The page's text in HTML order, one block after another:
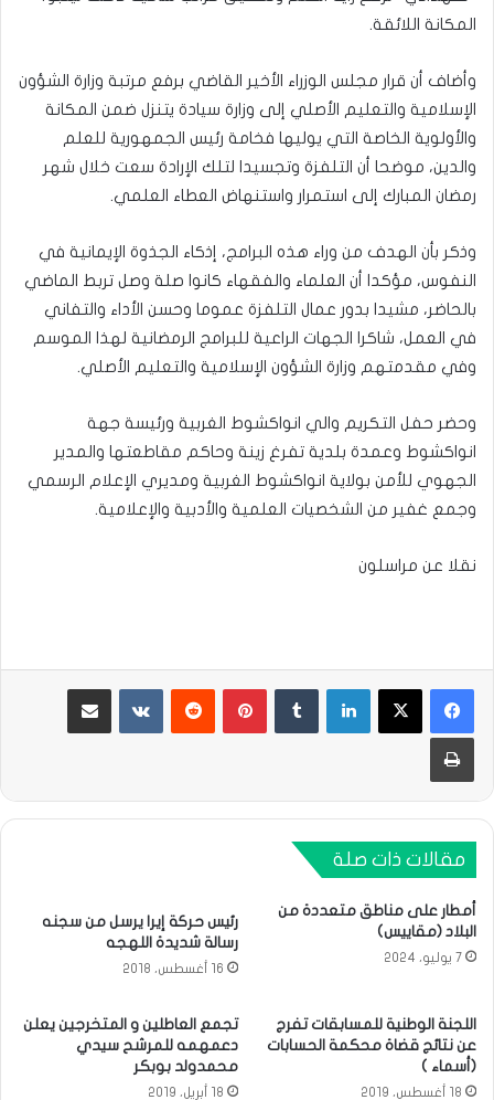
المكانة اللائقة.
وأضاف أن قرار مجلس الوزراء الأخير القاضي برفع مرتبة وزارة الشؤون
الإسلامية والتعليم الأصلي إلى وزارة سيادة يتنزل ضمن المكانة
والأولوية الخاصة التي يوليها فخامة رئيس الجمهورية للعلم
والدين، موضحا أن التلفزة وتجسيدا لتلك الإرادة سعت خلال شهر
رمضان المبارك إلى استمرار واستنهاض العطاء العلمي.
وذكر بأن الهدف من وراء هذه البرامج، إذكاء الجذوة الإيمانية في
النفوس، مؤكدا أن العلماء والفقهاء كانوا صلة وصل تربط الماضي
بالحاضر، مشيدا بدور عمال التلفزة عموما وحسن الأداء والتفاني
في العمل، شاكرا الجهات الراعية للبرامج الرمضانية لهذا الموسم
وفي مقدمتهم وزارة الشؤون الإسلامية والتعليم الأصلي.
وحضر حفل التكريم والي انواكشوط الغربية ورئيسة جهة
انواكشوط وعمدة بلدية تفرغ زينة وحاكم مقاطعتها والمدير
الجهوي للأمن بولاية انواكشوط الغربية ومديري الإعلام الرسمي
وجمع غفير من الشخصيات العلمية والأدبية والإعلامية.
نقلا عن مراسلون
لينكدإن بينتيريست مشاركة عبر البريد
طباعة
مقالات ذات صلة
أمطار على مناطق متعددة من
البلاد (مقاييس)
7 يوليو، 2024
رئيس حركة إيرا يرسل من سجنه
رسالة شديدة اللهجه
16 أغسطس، 2018
اللجنة الوطنية للمسابقات تفرج
عن نتائج قضاة محكمة الحسابات
(أسماء )
18 أغسطس، 2019
تجمع العاطلين و المتخرجين يعلن
دعمهمه للمرشح سيدي
محمدولد بوبكر
18 أبريل، 2019